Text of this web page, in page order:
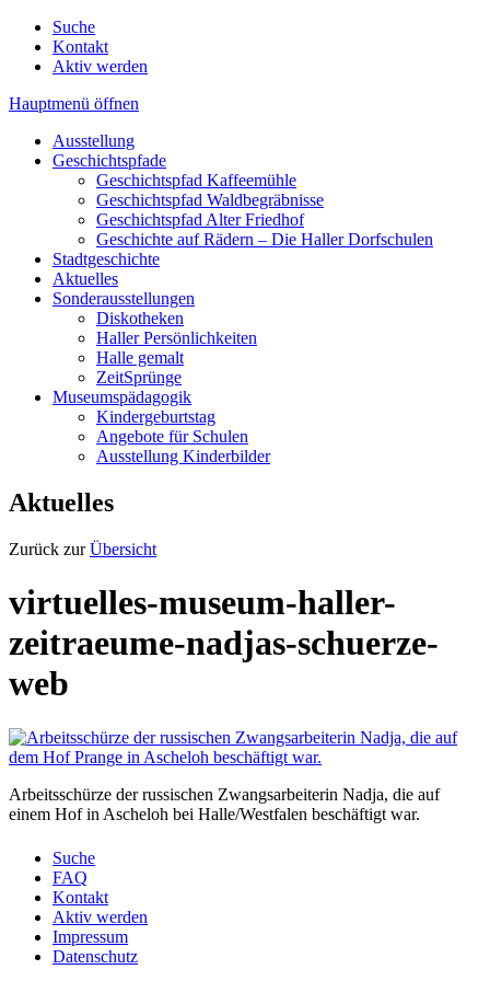
Suche
Kontakt
Aktiv werden
Hauptmenü öffnen
Ausstellung
Geschichtspfade
Geschichtspfad Kaffeemühle
Geschichtspfad Waldbegräbnisse
Geschichtspfad Alter Friedhof
Geschichte auf Rädern – Die Haller Dorfschulen
Stadtgeschichte
Aktuelles
Sonderausstellungen
Diskotheken
Haller Persönlichkeiten
Halle gemalt
ZeitSprünge
Museumspädagogik
Kindergeburtstag
Angebote für Schulen
Ausstellung Kinderbilder
Aktuelles
Zurück zurÜbersicht
virtuelles-museum-haller-
zeitraeume-nadjas-schuerze-
web
Arbeitsschürze der russischen Zwangsarbeiterin Nadja, die auf
einem Hof in Ascheloh bei Halle/Westfalen beschäftigt war.
Suche
FAQ
Kontakt
Aktiv werden
Impressum
Datenschutz